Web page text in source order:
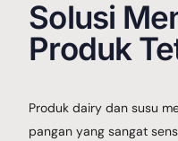
Solusi
Produk
Produk dairy dan susu
pangan yang sangat